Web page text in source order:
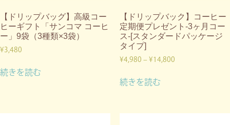
【ドリップバッグ】高級コー
ヒーギフト「サンコマ コーヒ
ー」9袋（3種類×3袋）
¥3,480
続きを読む
【ドリップバック】コーヒー
定期便プレゼント-3ヶ月コー
ス-[スタンダードパッケージ
タイプ]
¥4,980 –¥14,800
続きを読む